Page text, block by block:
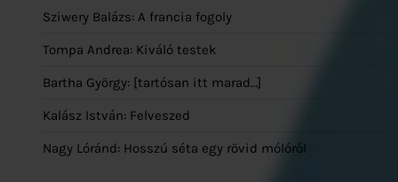
Sziwery Balázs: A francia fogoly
Tompa Andrea: Kiváló testek
Bartha György: [tartósan itt marad…]
Kalász István: Felveszed
Nagy Lóránd: Hosszú séta egy rövid mólóról